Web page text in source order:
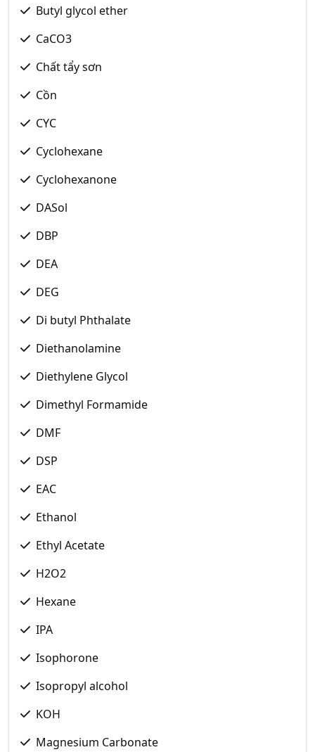
Butyl glycol ether
CaCO3
Chất tẩy sơn
Cồn
CYC
Cyclohexane
Cyclohexanone
DASol
DBP
DEA
DEG
Di butyl Phthalate
Diethanolamine
Diethylene Glycol
Dimethyl Formamide
DMF
DSP
EAC
Ethanol
Ethyl Acetate
H2O2
Hexane
IPA
Isophorone
Isopropyl alcohol
KOH
Magnesium Carbonate